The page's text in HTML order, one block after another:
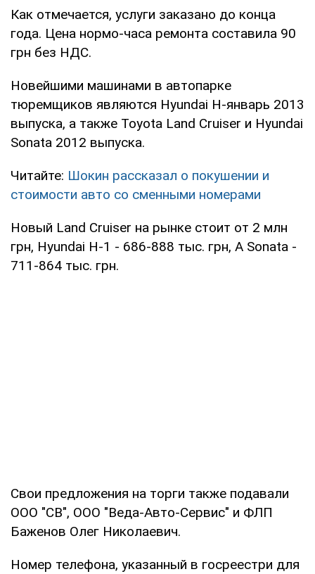
Как отмечается, услуги заказано до конца
года. Цена нормо-часа ремонта составила 90
грн без НДС.
Новейшими машинами в автопарке
тюремщиков являются Hyundai H-январь 2013
выпуска, а также Toyota Land Cruiser и Hyundai
Sonata 2012 выпуска.
Читайте: Шокин рассказал о покушении и
стоимости авто со сменными номерами
Новый Land Cruiser на рынке стоит от 2 млн
грн, Hyundai H-1 - 686-888 тыс. грн, А Sonata -
711-864 тыс. грн.
Свои предложения на торги также подавали
ООО "СВ", ООО "Веда-Авто-Сервис" и ФЛП
Баженов Олег Николаевич.
Номер телефона, указанный в госреестри для